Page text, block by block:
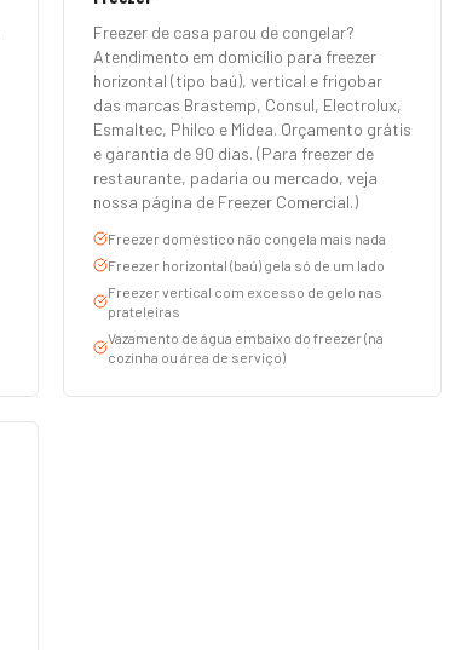
Freezer de casa parou de congelar?
Atendimento em domicílio para freezer
horizontal (tipo baú), vertical e frigobar
das marcas Brastemp, Consul, Electrolux,
Esmaltec, Philco e Midea. Orçamento grátis
e garantia de 90 dias. (Para freezer de
restaurante, padaria ou mercado, veja
nossa página de Freezer Comercial.)
Freezer doméstico não congela mais nada
Freezer horizontal (baú) gela só de um lado
Freezer vertical com excesso de gelo nas
prateleiras
Vazamento de água embaixo do freezer (na
cozinha ou área de serviço)